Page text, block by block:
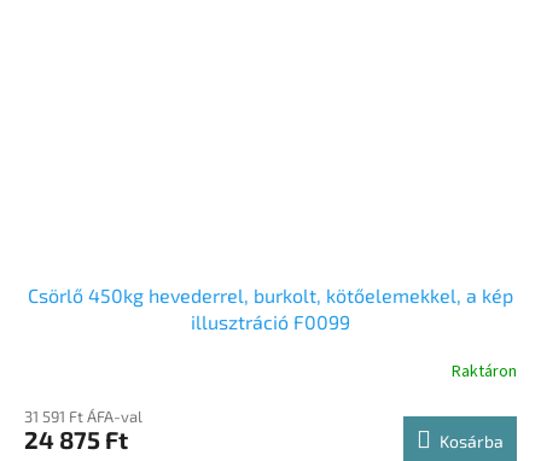
Csörlő 450kg hevederrel, burkolt, kötőelemekkel, a kép
illusztráció F0099
Raktáron
31 591 Ft ÁFA-val
24 875 Ft Kosárba